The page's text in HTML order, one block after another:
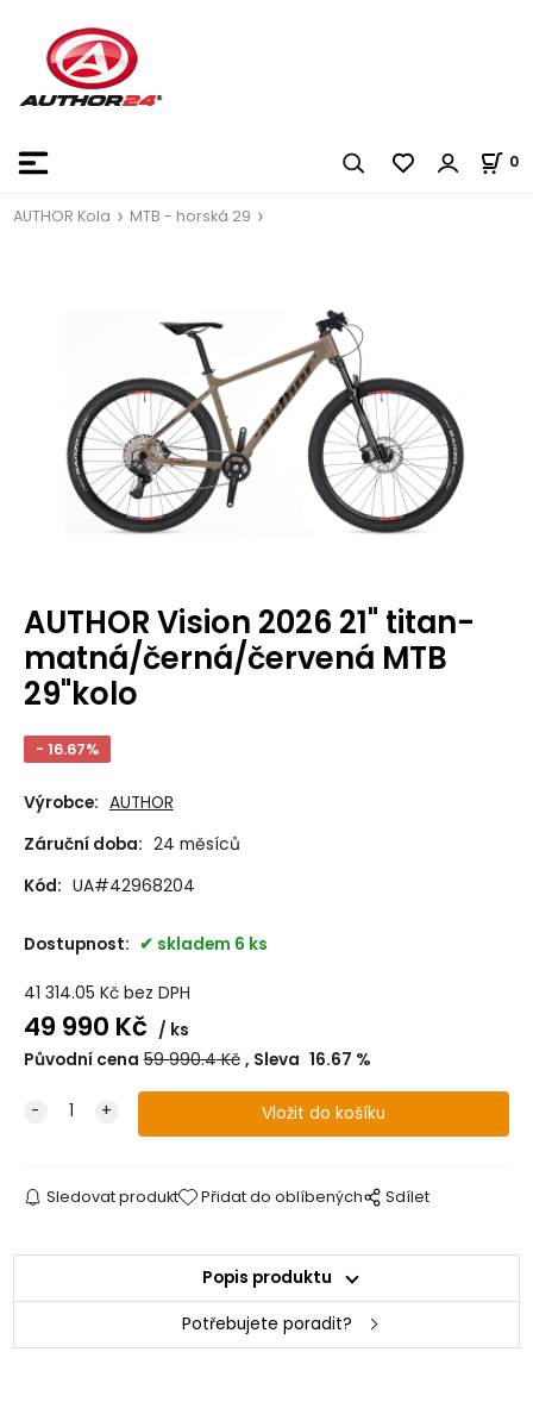
0
AUTHOR Kola MTB - horská 29
AUTHOR Vision 2026 21" titan-
matná/černá/červená MTB
29"kolo
- 16.67%
Výrobce: AUTHOR
Záruční doba: 24 měsíců
Kód: UA#42968204
Dostupnost: skladem 6 ks
41 314.05 Kč bez DPH
49 990 Kč
ks
Původní cena 59 990.4Kč Sleva 16.67 %
Sledovat produkt Přidat do oblíbených Sdílet
Popis produktu
Potřebujete poradit?